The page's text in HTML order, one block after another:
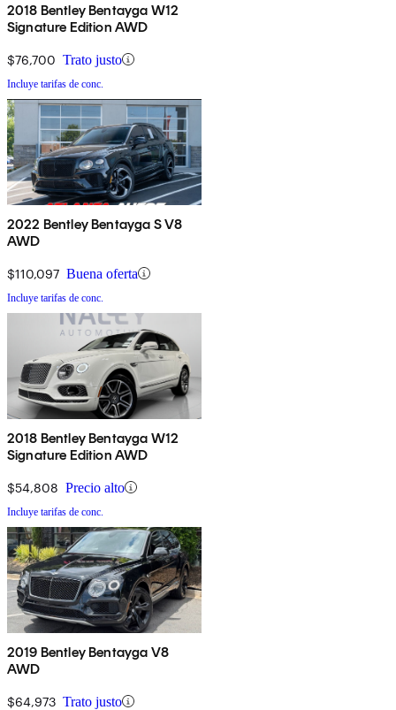
2018 Bentley Bentayga W12
Signature Edition AWD
$76,700 Trato justo
Incluye tarifas de conc.
2022 Bentley Bentayga S V8
AWD
$110,097 Buena oferta
Incluye tarifas de conc.
2018 Bentley Bentayga W12
Signature Edition AWD
$54,808 Precio alto
Incluye tarifas de conc.
2019 Bentley Bentayga V8
AWD
$64,973 Trato justo